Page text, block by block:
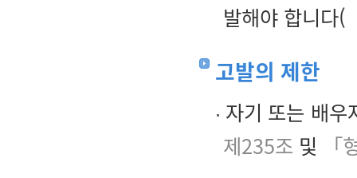
발해야 합니다(
고발의 제한
자기 또는 배우
제235조 및